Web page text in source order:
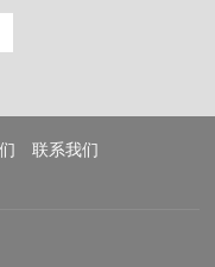
联系我们